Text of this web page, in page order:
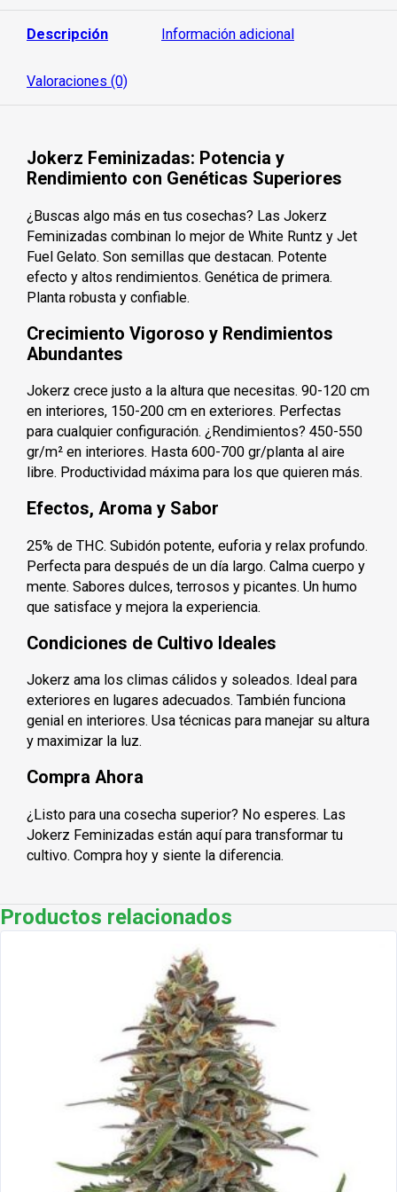
Descripción Información adicional
Valoraciones (0)
Jokerz Feminizadas: Potencia y
Rendimiento con Genéticas Superiores
¿Buscas algo más en tus cosechas? Las Jokerz
Feminizadas combinan lo mejor de White Runtz y Jet
Fuel Gelato. Son semillas que destacan. Potente
efecto y altos rendimientos. Genética de primera.
Planta robusta y confiable.
Crecimiento Vigoroso y Rendimientos
Abundantes
Jokerz crece justo a la altura que necesitas. 90-120 cm
en interiores, 150-200 cm en exteriores. Perfectas
para cualquier configuración. ¿Rendimientos? 450-550
gr/m² en interiores. Hasta 600-700 gr/planta al aire
libre. Productividad máxima para los que quieren más.
Efectos, Aroma y Sabor
25% de THC. Subidón potente, euforia y relax profundo.
Perfecta para después de un día largo. Calma cuerpo y
mente. Sabores dulces, terrosos y picantes. Un humo
que satisface y mejora la experiencia.
Condiciones de Cultivo Ideales
Jokerz ama los climas cálidos y soleados. Ideal para
exteriores en lugares adecuados. También funciona
genial en interiores. Usa técnicas para manejar su altura
y maximizar la luz.
Compra Ahora
¿Listo para una cosecha superior? No esperes. Las
Jokerz Feminizadas están aquí para transformar tu
cultivo. Compra hoy y siente la diferencia.
Productos relacionados